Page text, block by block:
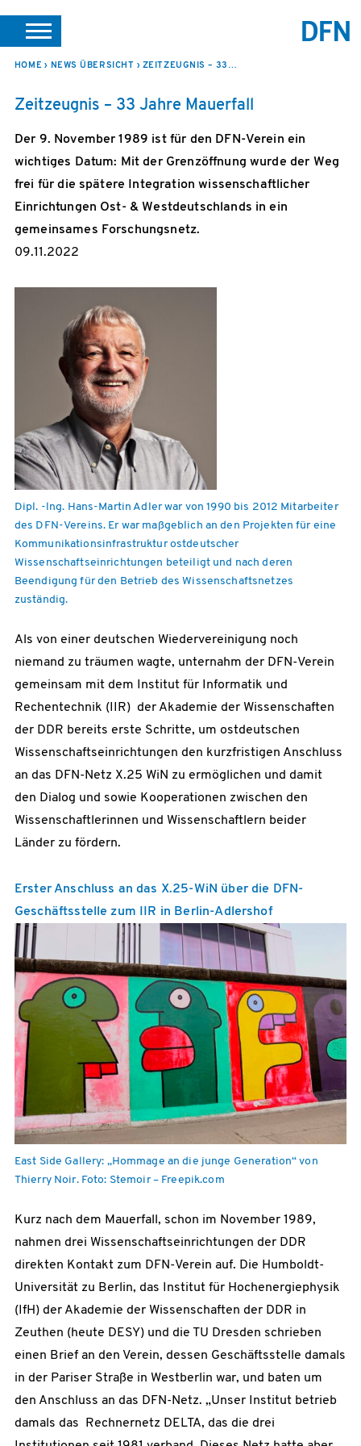
SUCHE PORTALE SUPPORT JOBS LEICHTE SPRACHE
VEREIN INTERN
HOME NEWS ÜBERSICHT ZEITZEUGNIS – 33 JAHRE MAUERFALL
Zeitzeugnis – 33 Jahre Mauerfall
Der 9. November 1989 ist für den DFN-Verein ein
wichtiges Datum: Mit der Grenzöffnung wurde der Weg
frei für die spätere Integration wissenschaftlicher
Einrichtungen Ost- & Westdeutschlands in ein
gemeinsames Forschungsnetz.
09.11.2022
Dipl. -lng. Hans-Martin Adler war von 1990 bis 2012 Mitarbeiter
des DFN-Vereins. Er war maßgeblich an den Projekten für eine
Kommunikationsinfrastruktur ostdeutscher
Wissenschaftseinrichtungen beteiligt und nach deren
Beendigung für den Betrieb des Wissenschaftsnetzes
zuständig.
Als von einer deutschen Wiedervereinigung noch
niemand zu träumen wagte, unternahm der DFN-Verein
gemeinsam mit dem Institut für Informatik und
Rechentechnik (IIR) der Akademie der Wissenschaften
der DDR bereits erste Schritte, um ostdeutschen
Wissenschaftseinrichtungen den kurzfristigen Anschluss
an das DFN-Netz X.25 WiN zu ermöglichen und damit
den Dialog und sowie Kooperationen zwischen den
Wissenschaftlerinnen und Wissenschaftlern beider
Länder zu fördern.
Erster Anschluss an das X.25-WiN über die DFN-
Geschäftsstelle zum IIR in Berlin-Adlershof
East Side Gallery: „Hommage an die junge Generation“ von
Thierry Noir. Foto: Stemoir – Freepik.com
Kurz nach dem Mauerfall, schon im November 1989,
nahmen drei Wissenschaftseinrichtungen der DDR
direkten Kontakt zum DFN-Verein auf. Die Humboldt-
Universität zu Berlin, das Institut für Hochenergiephysik
(IfH) der Akademie der Wissenschaften der DDR in
Zeuthen (heute DESY) und die TU Dresden schrieben
einen Brief an den Verein, dessen Geschäftsstelle damals
in der Pariser Straße in Westberlin war, und baten um
den Anschluss an das DFN-Netz. „Unser Institut betrieb
damals das Rechnernetz DELTA, das die drei